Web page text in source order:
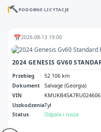
PODOBNE LICYTACJE
📅2026-08-13 19:00
Przebieg
52 106 km
Dokument
Salvage (Georgia)
VIN
KMUKB4SA7RU024606
UszkodzeniaTył
Status
Odpala i rusza